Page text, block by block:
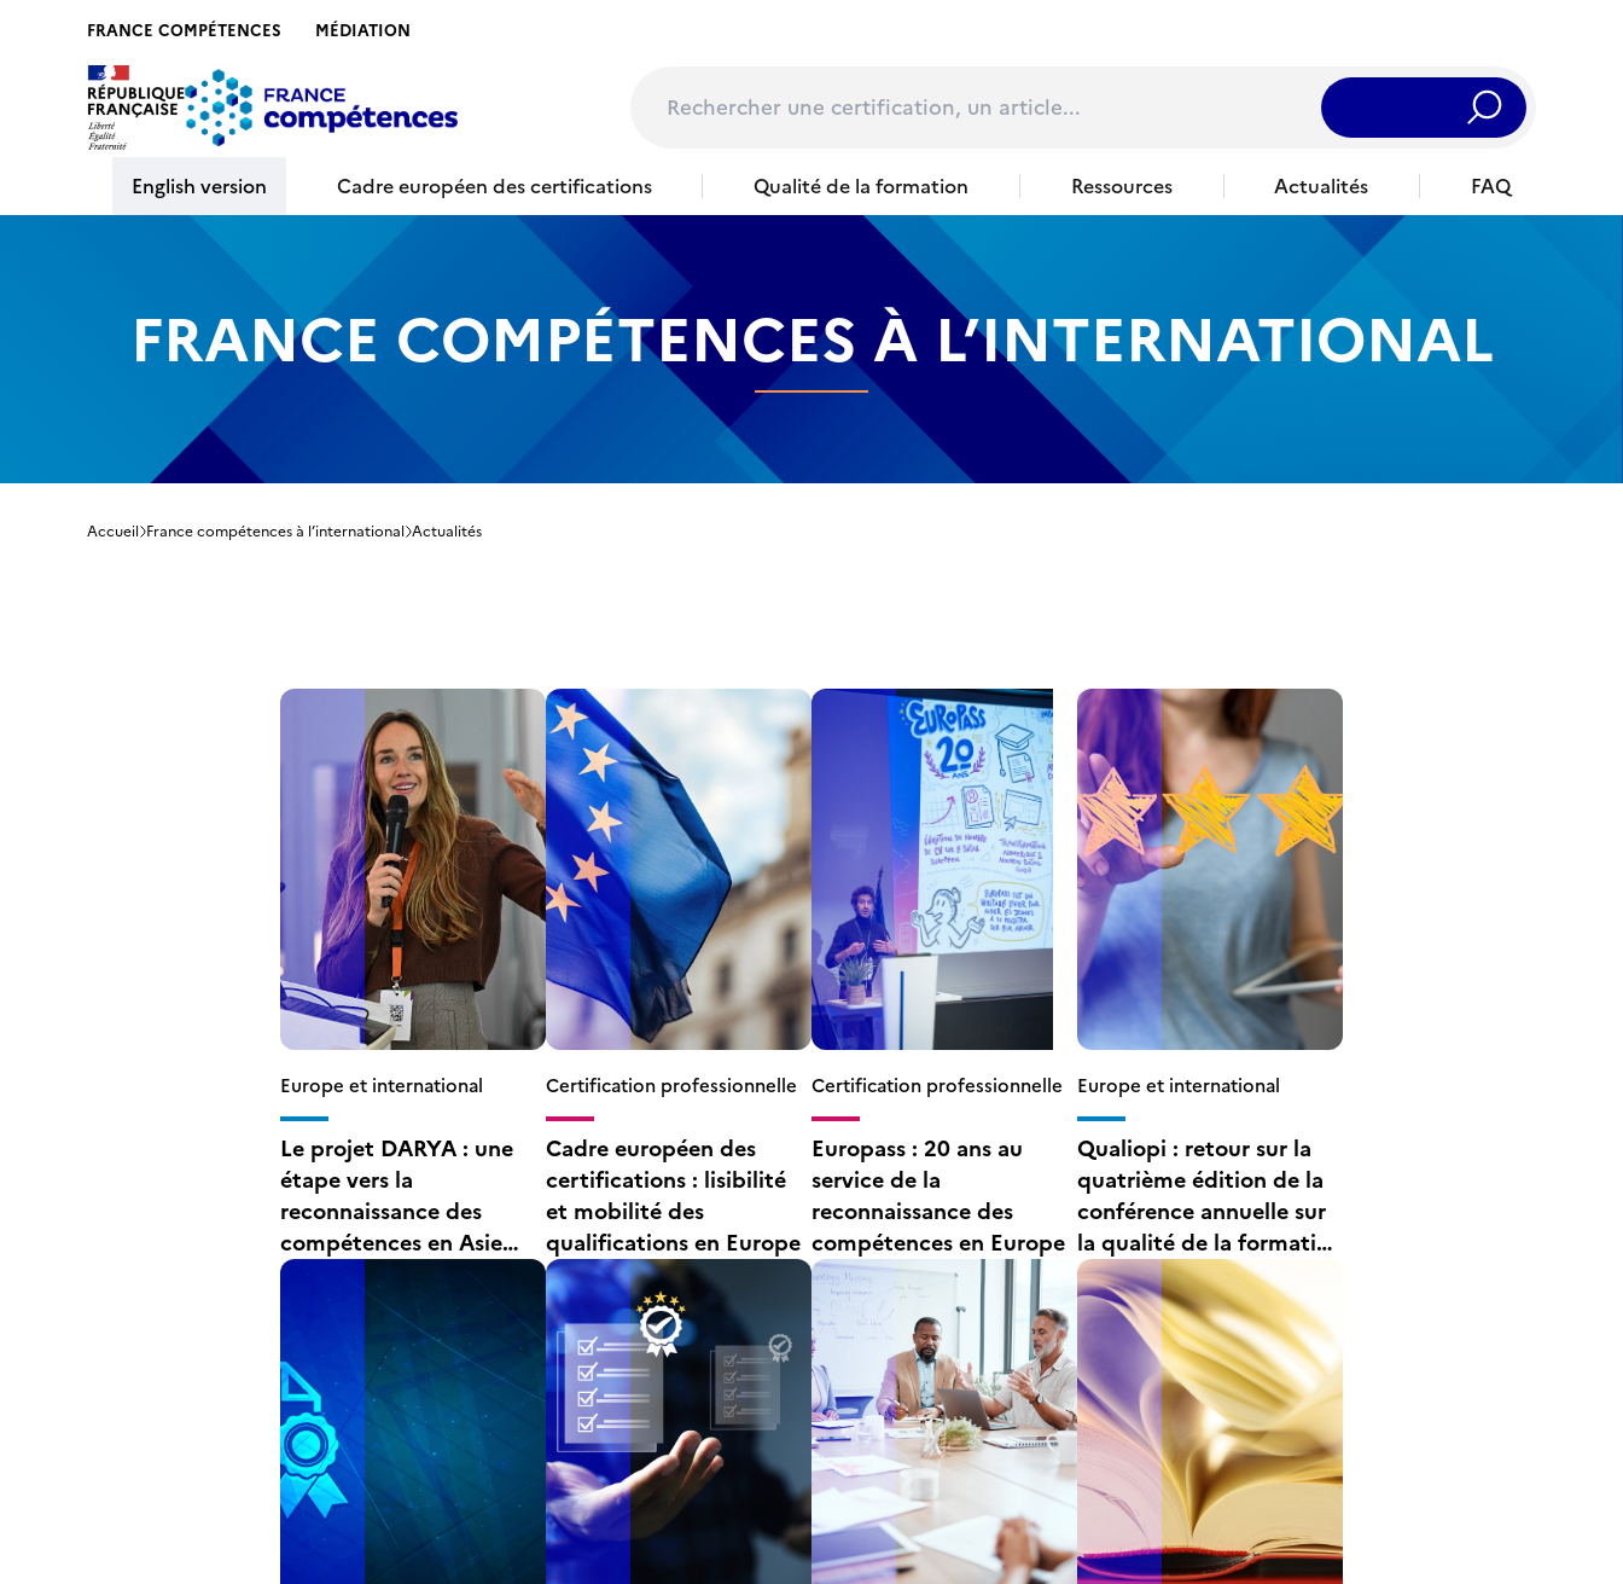
FRANCE COMPÉTENCES MÉDIATION
Rechercher
English version
Cadre européen des certifications Qualité de la formation Ressources Actualités FAQ
FRANCE COMPÉTENCES À L’INTERNATIONAL
Accueil France compétences à l’international Actualités
Europe et international
Le projet DARYA : une
étape vers la
reconnaissance des
compétences en Asie
centrale
Certification professionnelle
Cadre européen des
certifications : lisibilité
et mobilité des
qualifications en Europe
Certification professionnelle
Europass : 20 ans au
service de la
reconnaissance des
compétences en Europe
Europe et international
Qualiopi : retour sur la
quatrième édition de la
conférence annuelle sur
la qualité de la formation
dans l’enseignement
supérieur